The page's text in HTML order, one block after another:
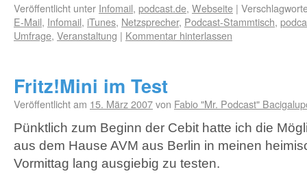
Veröffentlicht unter Infomail, podcast.de, Webseite |
E-Mail, Infomail, iTunes, Netzsprecher, Podcast-Stammtisch,
Umfrage, Veranstaltung | Kommentar hinterlassen
Fritz!Mini im Test
Veröffentlicht am 15. März 2007von Fabio "Mr. Podcast"
Pünktlich zum Beginn der Cebit hatte ich die
aus dem Hause AVM aus Berlin in meinen
Vormittag lang ausgiebig zu testen.